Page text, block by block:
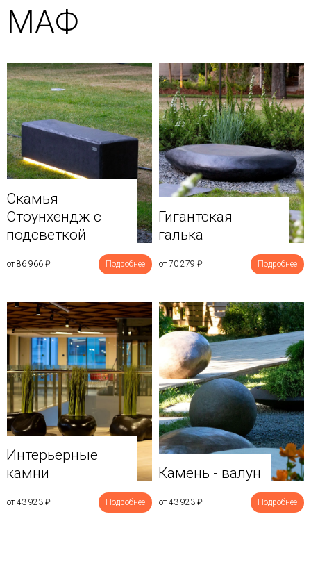
МАФ
Скамья
Стоунхендж с
подсветкой
от 86 966 ₽ Подробнее
Гигантская
галька
от 70 279 ₽ Подробнее
Интерьерные
камни
от 43 923 ₽ Подробнее
Камень - валун
от 43 923 ₽ Подробнее